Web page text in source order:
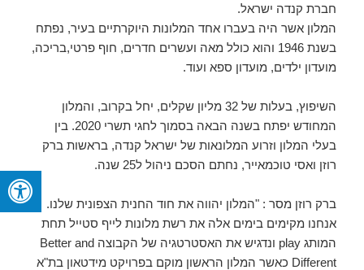
חברת קנדה ישראל.
המלון אשר היה בעברו אחד המלונות היוקרתיים בעיר, נפתח
בשנת 1946 והוא כולל מאה ועשרים חדרים, חוף פרטי,בריכה,
מועדון ילדים, מועדון ספא ועוד.
השיפוץ, בעלות של 32 מליון שקלים, יחל בקרוב, והמלון
המחודש יפתח בשנה הבאה בסמוך לחגי תשרי 2020. בין
בעלי המלון וזרוע המלונאות של ישראל קנדה, בראשות ברק
רוזן ואסי טוכמאייר, נחתם הסכם ניהול ל25 שנה.
ברק רוזן מסר : "המלון יהווה את חוד החנית הצפונית שלנו.
אנחנו מקימים בימים אלה את רשת מלונות לייף סטייל תחת
המותג play ונדגיש את האסטרטגיה של הקבוצה Better and
Different כאשר המלון הראשון מוקם בפרויקט מידטאון בת"א